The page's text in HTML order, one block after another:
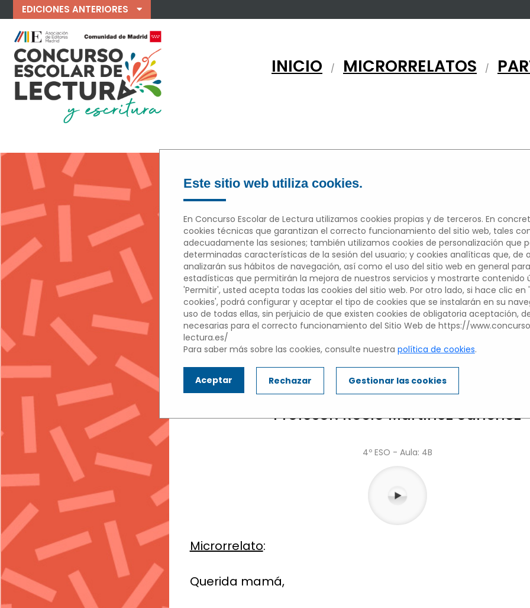
EDICIONES ANTERIORES
INICIO / MICRORRELATOS /
Edición 2021/2022
COLEGIO HUMANITAS BILINGUAL
TORREJÓN
Alicia Huang Huang
Profesor: Rocío Martínez Sánchez
4º ESO - Aula: 4B
Microrrelato:
Querida mamá,
Este sitio web utiliza cookies.
En Concurso Escolar de Lectura utilizamos cookies propias y de terceros. En
cookies técnicas que garantizan el correcto funcionamiento del sitio web, tales
adecuadamente las sesiones; también utilizamos cookies de personalización que
determinadas características de la sesión del usuario; y cookies analíticas que, de
analizarán sus hábitos de navegación, así como el uso del sitio web en general
estadísticas que permitirán la mejora de nuestros servicios y mostrarte contenido
'Permitir', usted acepta todas las cookies del sitio web. Por otro lado, si hace clic en
cookies', podrá configurar y aceptar el tipo de cookies que se instalarán en su
uso de todas ellas, sin perjuicio de que existen cookies de obligatoria aceptación,
necesarias para el correcto funcionamiento del Sitio Web de https://
lectura.es/
Para saber más sobre las cookies, consulte nuestra política de cookies.
Aceptar Rechazar Gestionar las cookies